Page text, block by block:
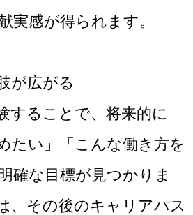
実感が得られます。
が広がる
することで、将来的に
たい」「こんな働き方を
確な目標が見つかりま
、その後のキャリアパス